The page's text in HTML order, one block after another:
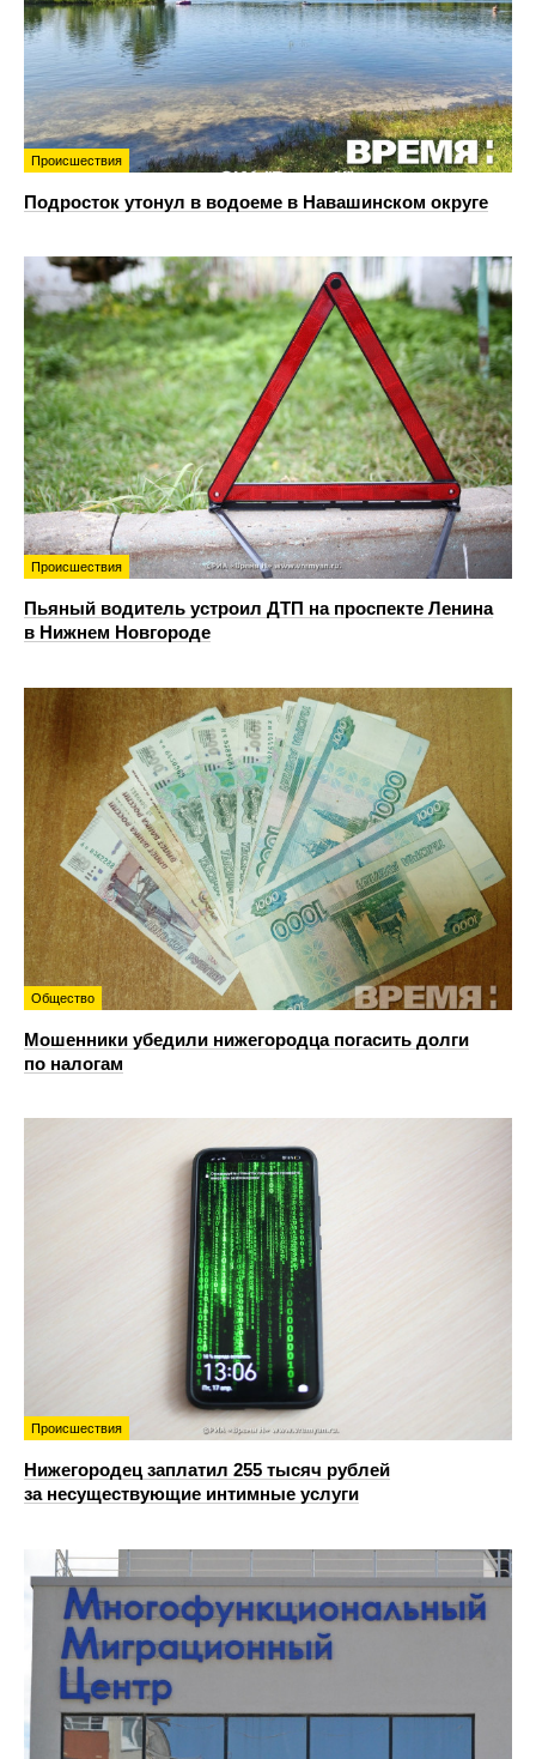
Происшествия
Подросток утонул в водоеме в Навашинском округе
Происшествия
Пьяный водитель устроил ДТП на проспекте Ленина
в Нижнем Новгороде
Общество
Мошенники убедили нижегородца погасить долги
по налогам
Происшествия
Нижегородец заплатил 255 тысяч рублей
за несуществующие интимные услуги